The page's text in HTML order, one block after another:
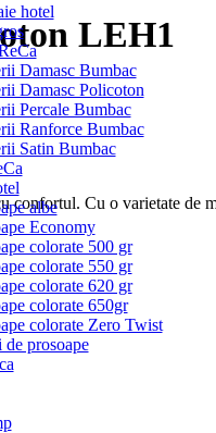
hotel
Damasc Bumbac
Damasc Policoton
Percale Bumbac
Ranforce Bumbac
Satin Bumbac
albe
Economy
colorate 500 gr
colorate 550 gr
colorate 620 gr
colorate 650gr
colorate Zero Twist
de prosoape
LEH1
confortul. Cu o varietate